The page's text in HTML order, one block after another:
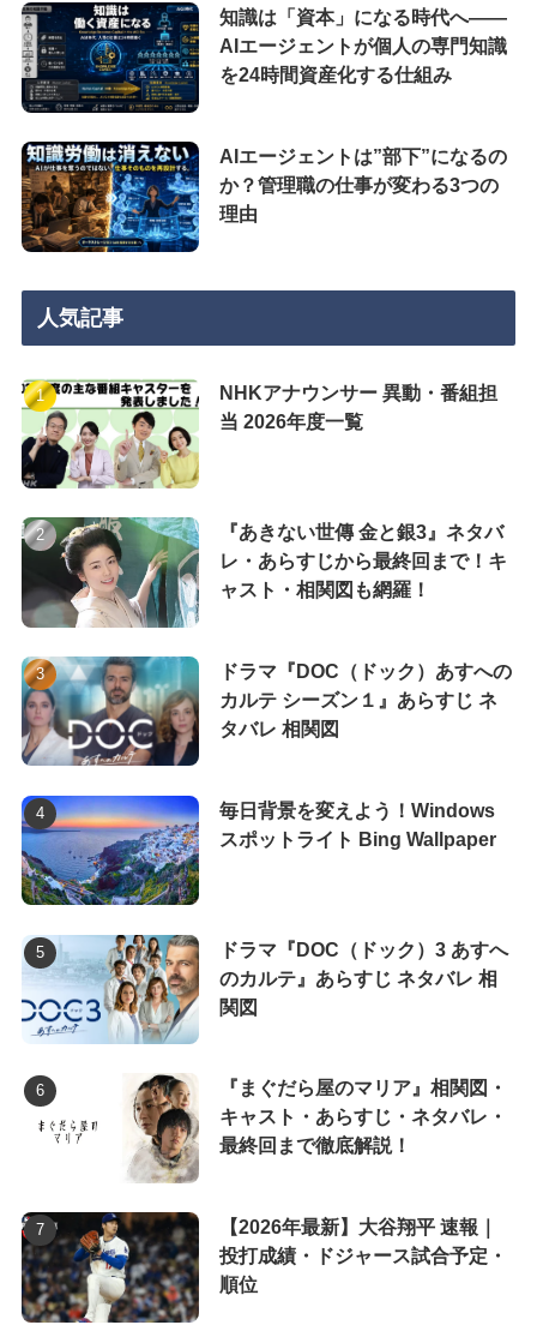
知識は「資本」になる時代へ——
AIエージェントが個人の専門知識
を24時間資産化する仕組み
AIエージェントは”部下”になるの
か？管理職の仕事が変わる3つの
理由
人気記事
NHKアナウンサー 異動・番組担
当 2026年度一覧
『あきない世傳 金と銀3』ネタバ
レ・あらすじから最終回まで！キ
ャスト・相関図も網羅！
ドラマ『DOC（ドック）あすへの
カルテ シーズン１』あらすじ ネ
タバレ 相関図
毎日背景を変えよう！Windows
スポットライト Bing Wallpaper
ドラマ『DOC（ドック）3 あすへ
のカルテ』あらすじ ネタバレ 相
関図
『まぐだら屋のマリア』相関図・
キャスト・あらすじ・ネタバレ・
最終回まで徹底解説！
【2026年最新】大谷翔平 速報｜
投打成績・ドジャース試合予定・
順位